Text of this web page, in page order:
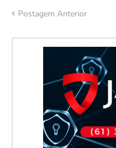
Postagem Anterior